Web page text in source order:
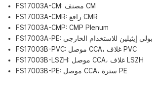
FS17003A-CM: مصنف CM
FS17003A-CMR: رافع CMR
FS17003A-CMP: CMP Plenum
FS17003A-PE: بولي إيثيلين للاستخدام الخارجي
FS17003B-PVC: موصل CCA، غلاف PVC
FS17003B-LSZH: موصل CCA، غلاف LSZH
FS17003B-PE: موصل CCA، سترة PE